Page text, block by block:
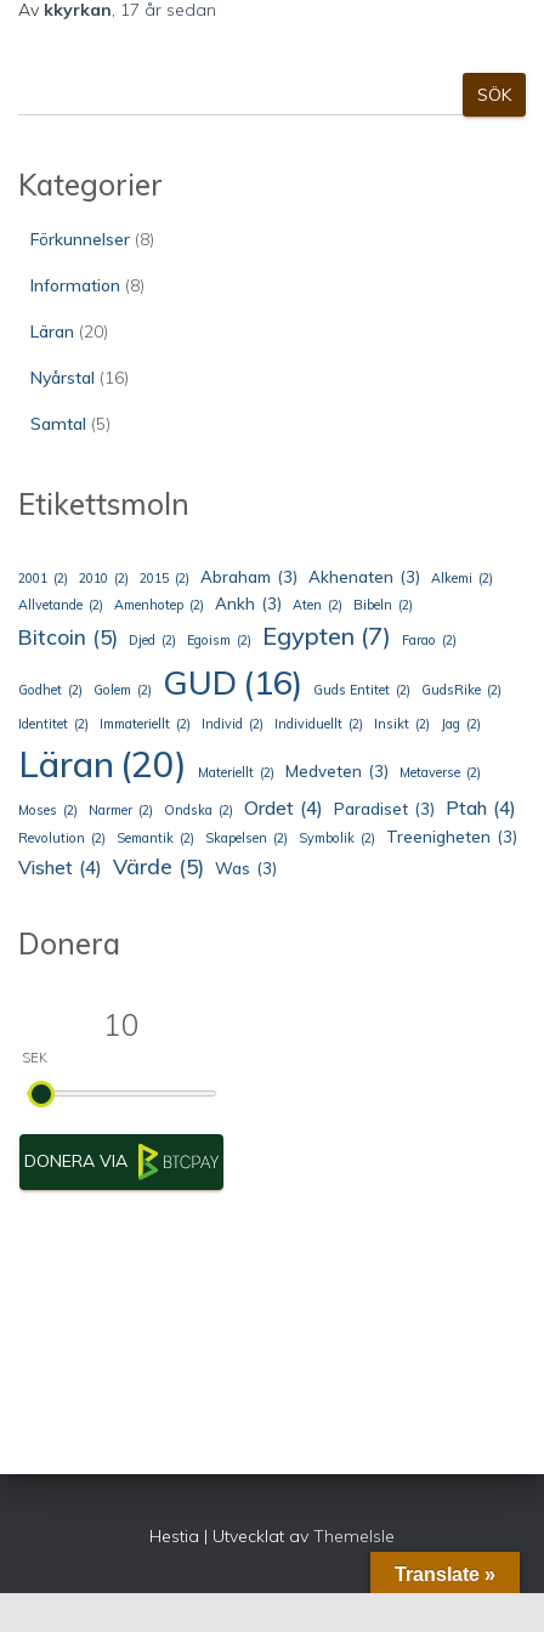
Av kkyrkan, 17 år sedan
ö
SÖK
Kategorier
Förkunnelser (8)
Information (8)
Läran (20)
Nyårstal (16)
Samtal (5)
Etikettsmoln
2001 (2) 2010 (2) 2015 (2) Abraham (3) Akhenaten (3) Alkemi (2)
Allvetande (2) Amenhotep (2) Ankh (3) Aten (2) Bibeln (2)
Bitcoin (5) Djed (2) Egoism (2) Egypten (7) Farao (2)
Godhet (2) Golem (2) GUD (16) Guds Entitet (2) GudsRike (2)
Identitet (2) Immateriellt (2) Individ (2) Individuellt (2) Insikt (2) Jag (2)
Läran (20) Materiellt (2) Medveten (3) Metaverse (2)
Moses (2) Narmer (2) Ondska (2) Ordet (4) Paradiset (3) Ptah (4)
Revolution (2) Semantik (2) Skapelsen (2) Symbolik (2) Treenigheten (3)
Vishet (4) Värde (5) Was (3)
Donera
DONERA VIA
Hestia | Utvecklat av ThemeIsle
Translate »